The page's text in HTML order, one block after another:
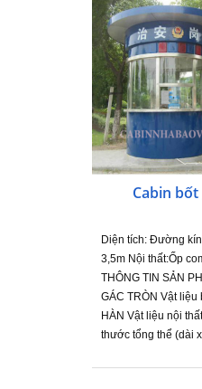
Cabin
Diện tích: Đường
3,5m Nội thất:Ốp
THÔNG TIN SẢN
GÁC TRÒN Vật liệu
HÀN Vật liệu nội
thước tổng thể (dài